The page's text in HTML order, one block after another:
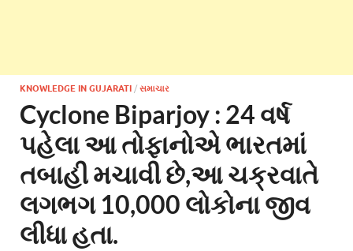
KNOWLEDGE IN GUJARATI / સમાચાર
Cyclone Biparjoy : 24 વર્ષ
પહેલા આ તોફાનોએ ભારતમાં
તબાહી મચાવી છે,આ ચક્રવાતે
લગભગ 10,000 લોકોના જીવ
લીધા હતા.